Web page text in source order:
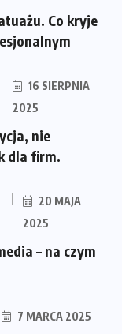
Co kryje
16 SIERPNIA
2025
nie
dla firm.
20 MAJA
2025
– na czym
7 MARCA 2025